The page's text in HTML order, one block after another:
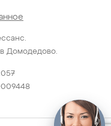
Домодедово.